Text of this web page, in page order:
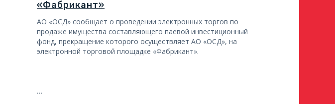
«Фабрикант»
АО «ОСД» сообщает о проведении электронных торгов по
продаже имущества составляющего паевой инвестиционный
фонд, прекращение которого осуществляет АО «ОСД», на
электронной торговой площадке «Фабрикант».
…